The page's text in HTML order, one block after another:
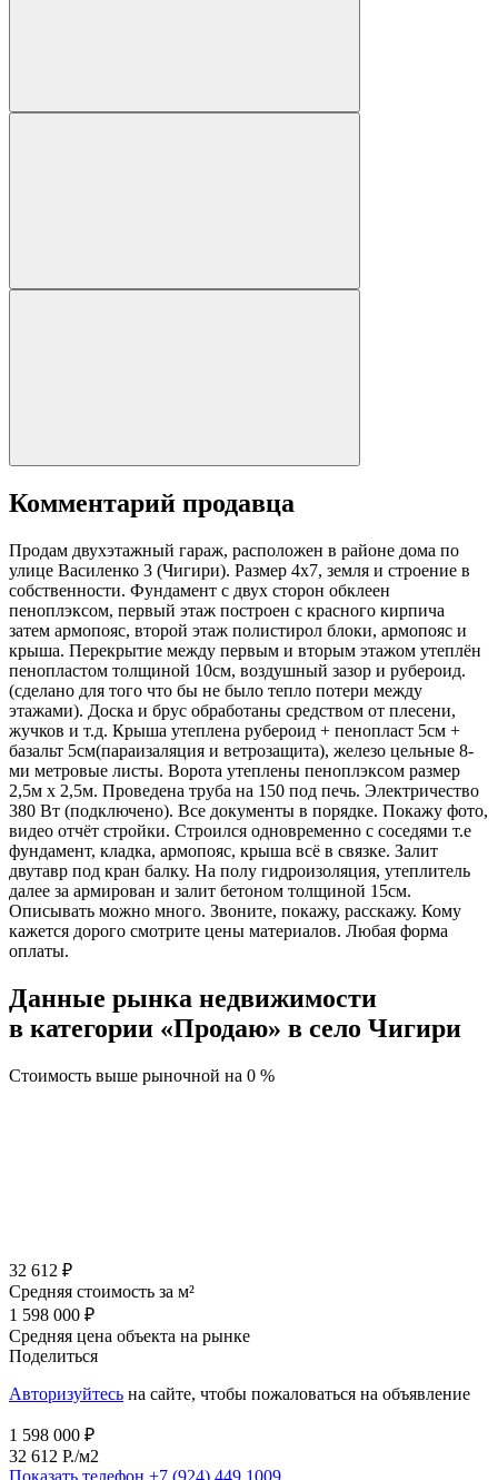
Комментарий продавца
Продам двухэтажный гараж, расположен в районе дома по
улице Василенко 3 (Чигири). Размер 4х7, земля и строение в
собственности. Фундамент с двух сторон обклеен
пеноплэксом, первый этаж построен с красного кирпича
затем армопояс, второй этаж полистирол блоки, армопояс и
крыша. Перекрытие между первым и вторым этажом утеплён
пенопластом толщиной 10см, воздушный зазор и рубероид.
(сделано для того что бы не было тепло потери между
этажами). Доска и брус обработаны средством от плесени,
жучков и т.д. Крыша утеплена рубероид + пенопласт 5см +
базальт 5см(параизаляция и ветрозащита), железо цельные 8-
ми метровые листы. Ворота утеплены пеноплэксом размер
2,5м х 2,5м. Проведена труба на 150 под печь. Электричество
380 Вт (подключено). Все документы в порядке. Покажу фото,
видео отчёт стройки. Строился одновременно с соседями т.е
фундамент, кладка, армопояс, крыша всё в связке. Залит
двутавр под кран балку. На полу гидроизоляция, утеплитель
далее за армирован и залит бетоном толщиной 15см.
Описывать можно много. Звоните, покажу, расскажу. Кому
кажется дорого смотрите цены материалов. Любая форма
оплаты.
Данные рынка недвижимости
в категории «Продаю» в село Чигири
Стоимость выше рыночной на 0 %
32 612 ₽
Средняя стоимость за м²
1 598 000 ₽
Средняя цена объекта на рынке
Поделиться
Авторизуйтесь на сайте, чтобы пожаловаться на объявление
1 598 000 ₽
32 612 P./м2
Показать телефон +7 (924) 449 1009